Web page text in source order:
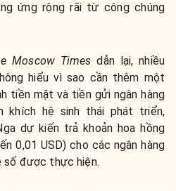
ứng rộng rãi từ công chúng
Moscow Timesdẫn lại, nhiều
hiểu vì sao cần thêm một
tiền mặt và tiền gửi ngân hàng
khích hệ sinh thái phát triển,
dự kiến trả khoản hoa hồng
0,01 USD) cho các ngân hàng
số được thực hiện.